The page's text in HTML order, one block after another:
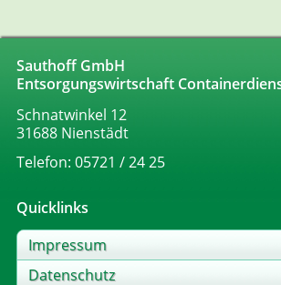
Sauthoff GmbH
Entsorgungswirtschaft
Schnatwinkel 12
31688 Nienstädt
Telefon: 05721 / 24 25
Quicklinks
Impressum
Datenschutz